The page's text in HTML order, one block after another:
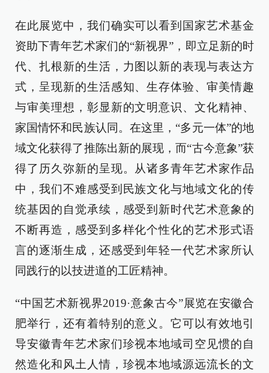
在此展览中，我们确实可以看到国家艺术基金
资助下青年艺术家们的“新视界”，即立足新的时
代、扎根新的生活，力图以新的表现与表达方
式，呈现新的生活感知、生存体验、审美情趣
与审美理想，彰显新的文明意识、文化精神、
家国情怀和民族认同。在这里，“多元一体”的地
域文化获得了推陈出新的展现，而“古今意象”获
得了历久弥新的呈现。从诸多青年艺术家作品
中，我们不难感受到民族文化与地域文化的传
统基因的自觉承续，感受到新时代艺术意象的
不断再造，感受到多样化个性化的艺术形式语
言的逐渐生成，还感受到年轻一代艺术家所认
同践行的以技进道的工匠精神。
“中国艺术新视界2019·意象古今”展览在安徽合
肥举行，还有着特别的意义。它可以有效地引
导安徽青年艺术家们珍视本地域司空见惯的自
然造化和风土人情，珍视本地域源远流长的文